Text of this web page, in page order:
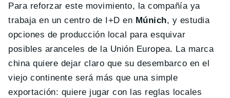
Para reforzar este movimiento, la compañía ya
trabaja en un centro de I+D en Múnich, y estudia
opciones de producción local para esquivar
posibles aranceles de la Unión Europea. La marca
china quiere dejar claro que su desembarco en el
viejo continente será más que una simple
exportación: quiere jugar con las reglas locales